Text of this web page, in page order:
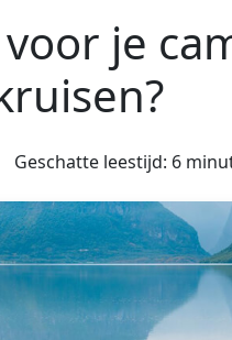
je
Geschatte leestijd: 6